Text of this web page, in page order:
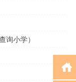
询小学）